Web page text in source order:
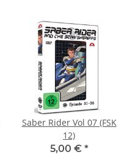
Saber Rider Vol 07 (FSK
12)
5,00 € *